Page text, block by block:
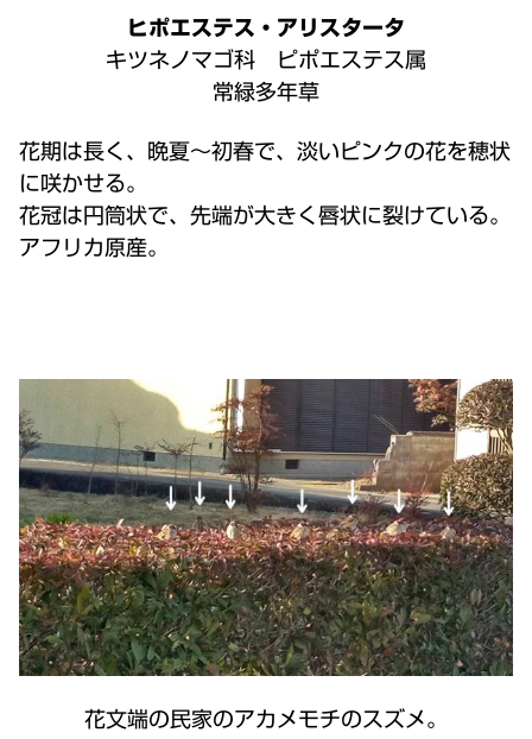
ヒポエステス・アリスタータ
キツネノマゴ科 ピポエステス属
常緑多年草
花期は長く、晩夏～初春で、淡いピンクの花を穂状
に咲かせる。
花冠は円筒状で、先端が大きく唇状に裂けている。
アフリカ原産。
花文端の民家のアカメモチのスズメ。